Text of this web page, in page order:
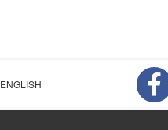
ENGLISH